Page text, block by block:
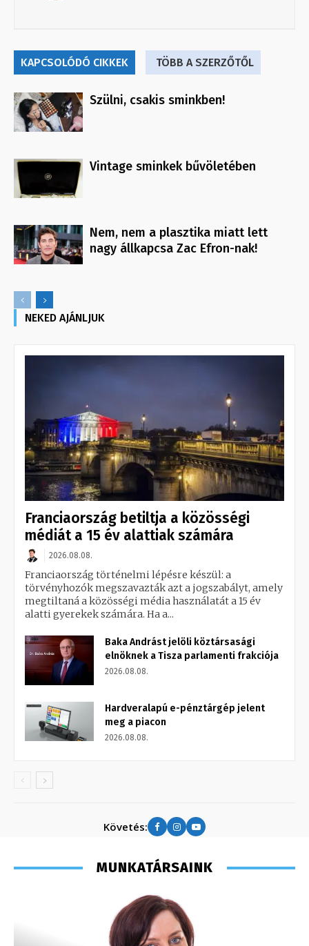
KAPCSOLÓDÓ CIKKEK TÖBB A SZERZŐTŐL
Szülni, csakis sminkben!
Vintage sminkek bűvöletében
Nem, nem a plasztika miatt lett
nagy állkapcsa Zac Efron-nak!
NEKED AJÁNLJUK
Franciaország betiltja a közösségi
médiát a 15 év alattiak számára
2026.08.08.
Franciaország történelmi lépésre készül: a
törvényhozók megszavazták azt a jogszabályt, amely
megtiltaná a közösségi média használatát a 15 év
alatti gyerekek számára. Ha a...
Baka Andrást jelöli köztársasági
elnöknek a Tisza parlamenti frakciója
2026.08.08.
Hardveralapú e-pénztárgép jelent
meg a piacon
2026.08.08.
Követés:
MUNKATÁRSAINK